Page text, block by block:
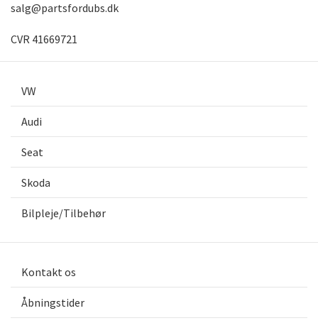
salg@partsfordubs.dk
CVR 41669721
VW
Audi
Seat
Skoda
Bilpleje/Tilbehør
Kontakt os
Åbningstider